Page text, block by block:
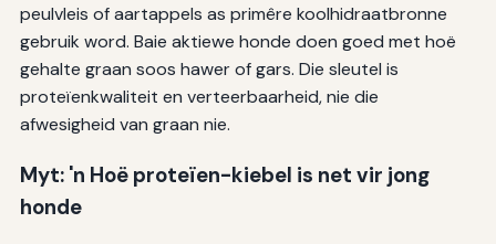
peulvleis of aartappels as primêre koolhidraatbronne
gebruik word. Baie aktiewe honde doen goed met hoë
gehalte graan soos hawer of gars. Die sleutel is
proteïenkwaliteit en verteerbaarheid, nie die
afwesigheid van graan nie.
Myt: 'n Hoë proteïen-kiebel is net vir jong
honde